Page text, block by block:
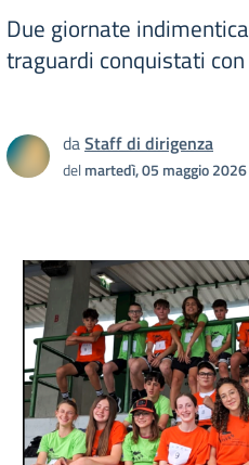
Due giornate
traguardi conquistati
daStaff di dirigenza
delmartedì, 05 maggio 2026